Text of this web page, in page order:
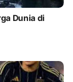
Dunia di